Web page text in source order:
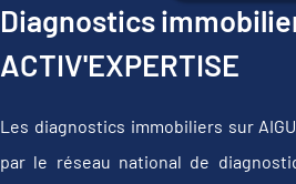
Diagnostics
ACTIV'EXPERTISE
Les diagnostics immobiliers sur
par le réseau national de